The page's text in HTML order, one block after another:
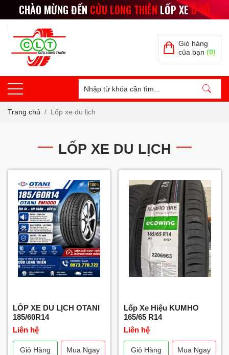
CHÀO MỪNG ĐẾN CỬU LONG THIÊN LỐP XEÔ TÔ
Giỏ hàng
của bạn (0)
Trang chủ Lốp xe du lịch
LỐP XE DU LỊCH
LỐP XE DU LỊCH OTANI
185/60R14
Liên hệ
Giỏ Hàng Mua Ngay
Lốp Xe Hiệu KUMHO
165/65 R14
Liên hệ
Giỏ Hàng Mua Ngay